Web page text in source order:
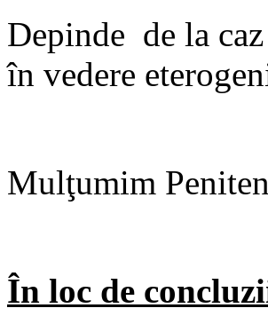
Depinde de la
în vedere
Mulţumim
În loc de